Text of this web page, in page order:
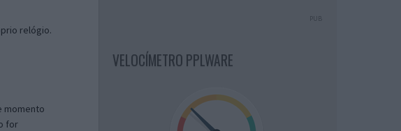
relógio.
momento
for
PUB
VELOCÍMETRO PPLWARE